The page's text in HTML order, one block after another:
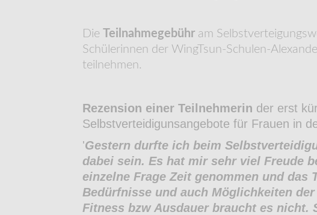
Die Teilnahmegebühr am
Schülerinnen der WingTsun-Schulen-
teilnehmen.
Rezension einer Teilnehmerin der erst
Selbstverteidigunsangebote für Frauen in
'Gestern durfte ich beim
dabei sein. Es hat mir sehr viel Freude
einzelne Frage Zeit genommen und das
Bedürfnisse und auch Möglichkeiten
Fitness bzw Ausdauer braucht es nicht.